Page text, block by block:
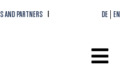
AND PARTNERS
DE EN